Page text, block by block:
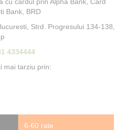
cu cardul prin Alpha Bank, Card
Bank, BRD
Strd. Progresului 134-138,
4334444
mai tarziu prin:
6-60 rate